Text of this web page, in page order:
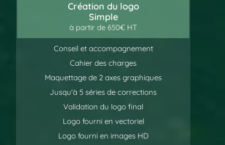
Création du logo
Simple
à partir de 650€ HT
Conseil et accompagnement
Cahier des charges
Maquettage de 2 axes graphiques
Jusqu'à 5 séries de corrections
Validation du logo final
Logo fourni en vectoriel
Logo fourni en images HD